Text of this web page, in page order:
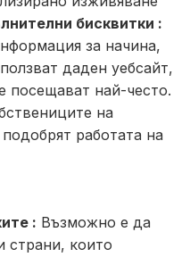
бисквитки :
за начина,
даден уебсайт,
посещават най-често.
на
работата на
: Възможно е да
страни, които